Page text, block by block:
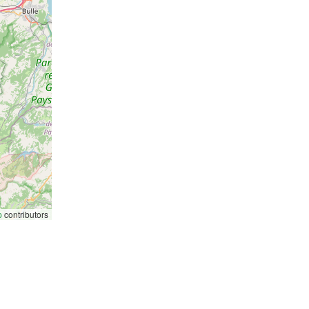
contributors